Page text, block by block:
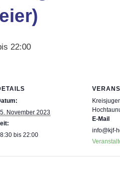
22:00
November 2023
bis 22:00
E-Mail
info@kjf-